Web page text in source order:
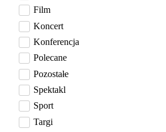
Film
Koncert
Konferencja
Polecane
Pozostałe
Spektakl
Sport
Targi